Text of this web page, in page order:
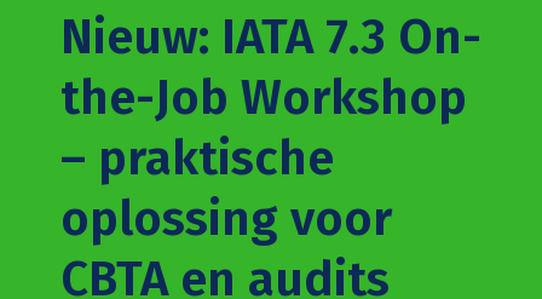
IATA 7.3 On-
Job Workshop
praktische
voor
en audits